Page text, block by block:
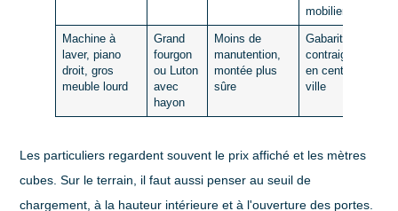
mobilier
Machine à
laver, piano
droit, gros
meuble lourd
Grand
fourgon
ou Luton
avec
hayon
Moins de
manutention,
montée plus
sûre
Gabarit plus
contraignant
en centre-
ville
Les particuliers regardent souvent le prix affiché et les mètres
cubes. Sur le terrain, il faut aussi penser au seuil de
chargement, à la hauteur intérieure et à l'ouverture des portes.